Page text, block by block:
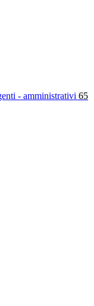
- amministrativi 65